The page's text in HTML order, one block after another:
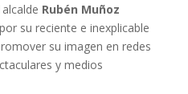
Rubén Muñoz
su reciente e inexplicable
su imagen en redes
y medios